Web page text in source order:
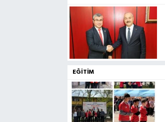
EĞİTİM